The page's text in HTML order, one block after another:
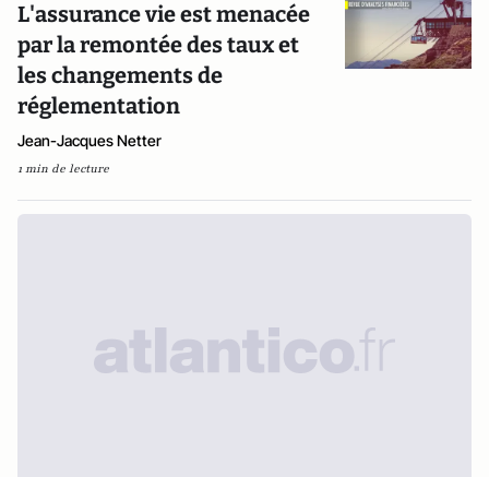
L'assurance vie est menacée
par la remontée des taux et
les changements de
réglementation
Jean-Jacques Netter
1 min de lecture